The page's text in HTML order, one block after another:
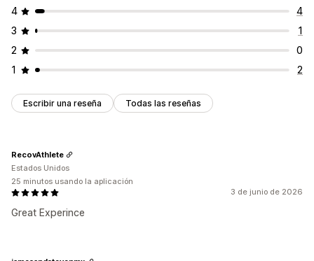
4
4
3
1
2
0
1
2
Escribir una reseña Todas las reseñas
3 de junio de 2026
Great Experince
RecovAthlete
Estados Unidos
25 minutos usando la aplicación